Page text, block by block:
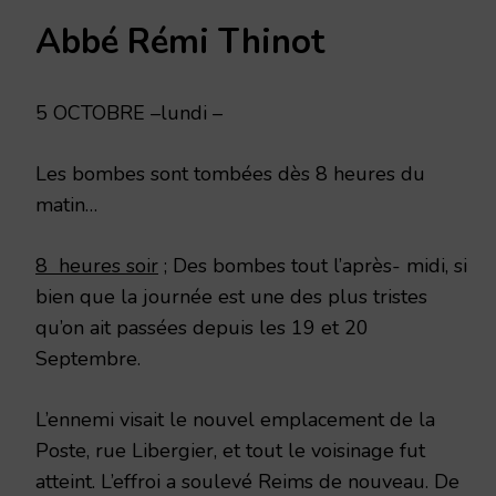
OCTOBRE
Abbé Rémi Thinot
5 OCTOBRE –lundi –
Les bombes sont tombées dès 8 heures du
matin…
8 heures soir ; Des bombes tout l’après- midi, si
bien que la journée est une des plus tristes
qu’on ait passées depuis les 19 et 20
Septembre.
L’ennemi visait le nouvel emplacement de la
Poste, rue Libergier, et tout le voisinage fut
atteint. L’effroi a soulevé Reims de nouveau. De